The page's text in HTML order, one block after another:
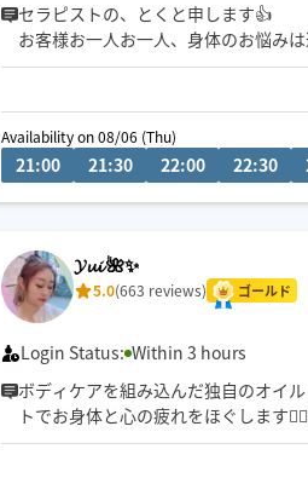
セラピストの、とくと申します👍
お客様お一人お一人、身体のお悩み
ちろん好きな施術や好みの強さもそ
そんないろんなお客様に対応し、満
るよう、カウンセリング力や施術の
を磨いてきました！少しでも皆様の癒
と思っています😌
よろしくお願いします❕️
Availability on 08/06 (Thu)
21:00 21:30 22:00 22:30
𝓨𝓾𝓲 🌺✨
5.0(663 reviews) ゴールド
Login Status: Within 3 hours
ボディケアを組み込んだ独自のオイ
トでお身体と心の疲れをほぐします💆‍♀️
180分以上のご延長可能🍀